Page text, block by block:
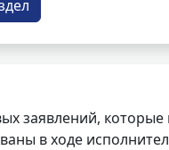
заявлений, которые
в ходе